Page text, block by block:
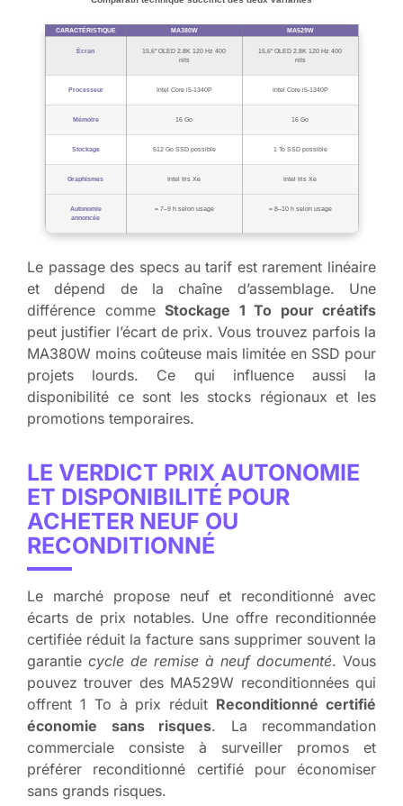
CARACTÉRISTIQUE MA380W MA529W
Écran
15,6″ OLED 2.8K 120 Hz 400
nits
15,6″ OLED 2.8K 120 Hz 400
nits
Processeur Intel Core i5-1340P Intel Core i5-1340P
Mémoire 16 Go 16 Go
Stockage 512 Go SSD possible 1 To SSD possible
Graphismes Intel Iris Xe Intel Iris Xe
Autonomie
annoncée
≈ 7–9 h selon usage ≈ 8–10 h selon usage
Le passage des specs au tarif est rarement linéaire
et dépend de la chaîne d’assemblage. Une
différence comme Stockage 1 To pour créatifs
peut justifier l’écart de prix. Vous trouvez parfois la
MA380W moins coûteuse mais limitée en SSD pour
projets lourds. Ce qui influence aussi la
disponibilité ce sont les stocks régionaux et les
promotions temporaires.
LE VERDICT PRIX AUTONOMIE
ET DISPONIBILITÉ POUR
ACHETER NEUF OU
RECONDITIONNÉ
Le marché propose neuf et reconditionné avec
écarts de prix notables. Une offre reconditionnée
certifiée réduit la facture sans supprimer souvent la
garantie cycle de remise à neuf documenté. Vous
pouvez trouver des MA529W reconditionnées qui
offrent 1 To à prix réduit Reconditionné certifié
économie sans risques. La recommandation
commerciale consiste à surveiller promos et
préférer reconditionné certifié pour économiser
sans grands risques.